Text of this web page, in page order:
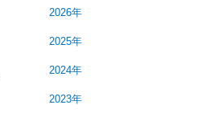
2026年
2025年
2024年
2023年